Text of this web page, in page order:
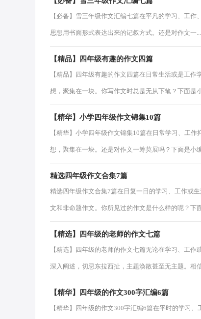
【必备】雪三年级作文汇编七篇在平凡的学习、工
思想用书面形式表达出来的记叙方式。还是对作文一...
【精品】四年级有趣的作文四篇
【精品】四年级有趣的作文四篇在日常生活或是工
想，聚集在一块。你写作文时总是无从下笔？下面是
【精华】小学四年级作文锦集10篇
【精华】小学四年级作文锦集10篇在日常学习、工
想，聚集在一块。还是对作文一筹莫展吗？下面是小
精选四年级作文合集7篇
精选四年级作文合集7篇在日复一日的学习、工作或
文和非命题作文。你所见过的作文是什么样的呢？下
【精选】四年级的老师的作文七篇
【精选】四年级的老师的作文七篇无论在学习、工
深入阐述，切忌东拉西扯，主题涣散甚至无主题。相
【精华】四年级的作文300字汇编6篇
【精华】四年级的作文300字汇编6篇在平时的学习